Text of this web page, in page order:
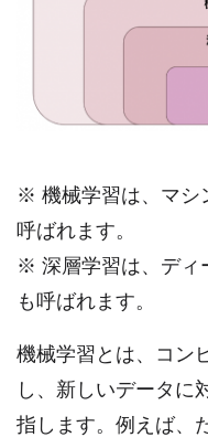
※ 機械学習は、マシ
呼ばれます。
※ 深層学習は、ディ
も呼ばれます。
機械学習とは、コン
し、新しいデータに
指します。例えば、